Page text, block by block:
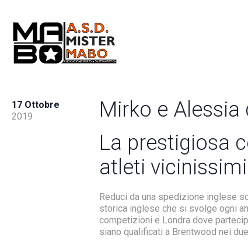
17 Ottobre
2019
Mirko e Alessia
La prestigiosa
atleti
Reduci da una spedizione inglese
storica inglese che si svolge ogni
competizioni e Londra dove
siano qualificati a Brentwood nei